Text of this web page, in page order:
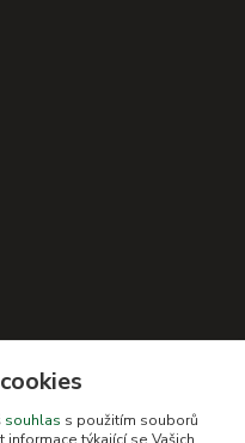
souhlas s použitím souborů